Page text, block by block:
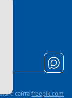
с сайтаfreepik.com